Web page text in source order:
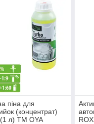
піна для
(концентрат)
л) ТМ OYA